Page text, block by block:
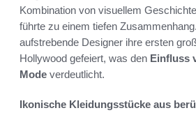
Kombination von visuellem
führte zu einem tiefen
aufstrebende Designer ihre ersten
Hollywood gefeiert, was den Einfluss
Mode verdeutlicht.
Ikonische Kleidungsstücke aus